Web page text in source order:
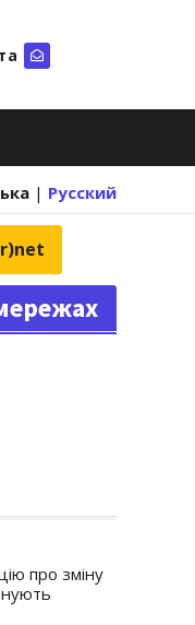
| Русский
про зміну